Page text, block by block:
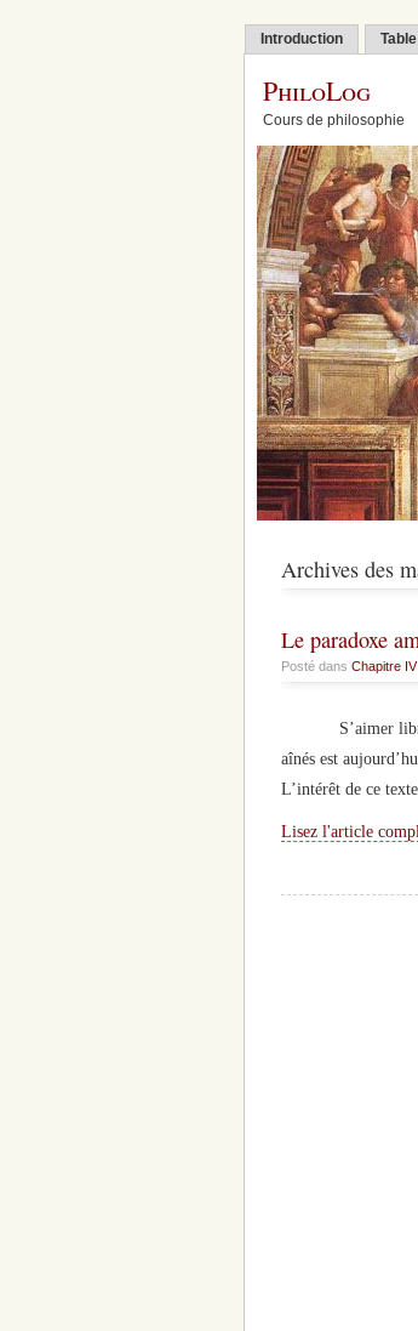
Introduction
PhiloLog
Cours de philosophie
Archives des
Le paradoxe
Posté dans Chapitre
S’aimer
aînés est
L’intérêt de ce
Lisez l'article